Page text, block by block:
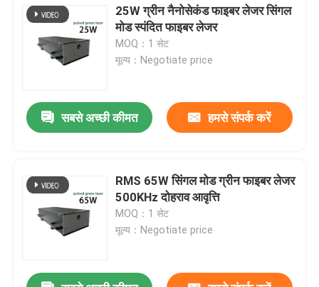
घर
वीडियो
25W ग्रीन नैनोसेकंड फाइबर लेजर सिंगल
मोड स्पंदित फाइबर लेजर
MOQ：1 सेट
मूल्य：Negotiate price
सबसे अच्छी कीमत हमसे संपर्क करें
RMS 65W सिंगल मोड ग्रीन फाइबर लेजर
500KHz दोहराव आवृत्ति
MOQ：1 सेट
मूल्य：Negotiate price